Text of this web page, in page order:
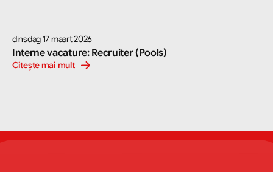
dinsdag 17 maart 2026
Interne vacature: Recruiter (Pools)
Citește mai mult